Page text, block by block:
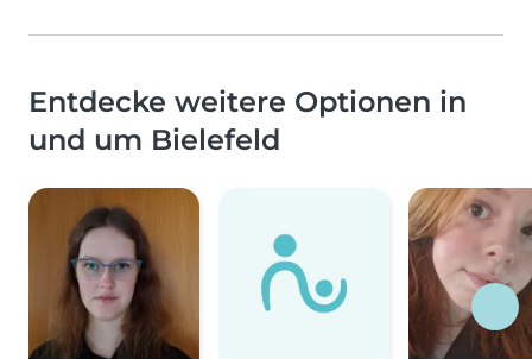
Entdecke weitere Optionen in
und um Bielefeld